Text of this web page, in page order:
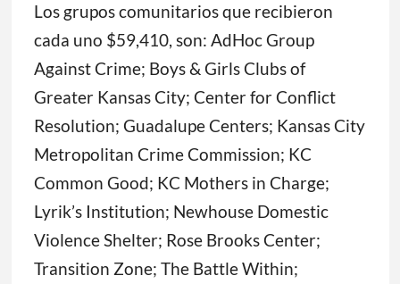
Los grupos comunitarios que recibieron
cada uno $59,410, son: AdHoc Group
Against Crime; Boys & Girls Clubs of
Greater Kansas City; Center for Conflict
Resolution; Guadalupe Centers; Kansas City
Metropolitan Crime Commission; KC
Common Good; KC Mothers in Charge;
Lyrik’s Institution; Newhouse Domestic
Violence Shelter; Rose Brooks Center;
Transition Zone; The Battle Within;